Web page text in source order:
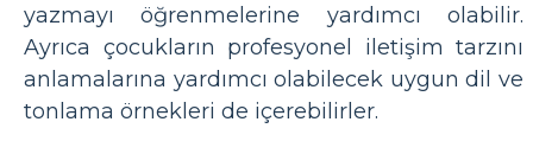
yazmayı öğrenmelerine yardımcı olabilir.
Ayrıca çocukların profesyonel iletişim tarzını
anlamalarına yardımcı olabilecek uygun dil ve
tonlama örnekleri de içerebilirler.